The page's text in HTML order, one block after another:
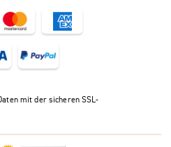
mit der sicheren SSL-